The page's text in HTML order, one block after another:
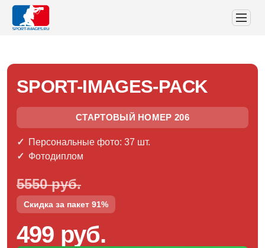
SPORT-IMAGES-PACK
СТАРТОВЫЙ НОМЕР 206
Персональные фото: 37 шт.
Фотодиплом
5550 руб.
Скидка за пакет 91%
499 руб.